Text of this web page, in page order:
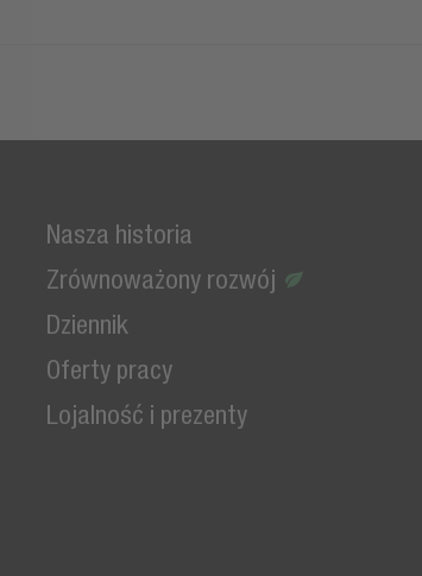
Nasza historia
Zrównoważony rozwój
Dziennik
Oferty pracy
Lojalność i prezenty